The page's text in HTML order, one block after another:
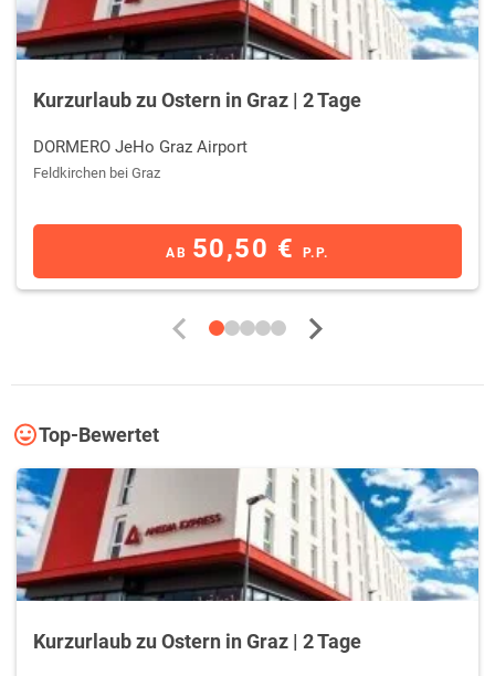
Kurzurlaub zu Ostern in Graz | 2 Tage
DORMERO JeHo Graz Airport
Feldkirchen bei Graz
AB 50,50 € P.P.
Top-Bewertet
Kurzurlaub zu Ostern in Graz | 2 Tage